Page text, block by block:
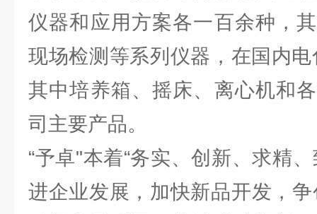
仪器和应用方案各一百余种，
现场检测等系列仪器，在国内
其中培养箱、摇床、离心机和
司主要产品。
“予卓"本着“务实、创新、求精
进企业发展，加快新品开发，